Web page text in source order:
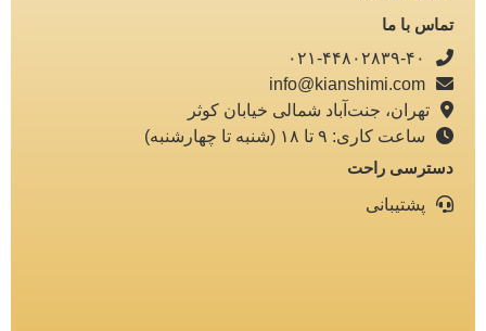
تماس با ما
تهران، جنت‌آباد شمالی خیابان کوثر
ساعت کاری: ۹ تا ۱۸ (شنبه تا چهارشنبه)
دسترسی راحت
پشتیبانی